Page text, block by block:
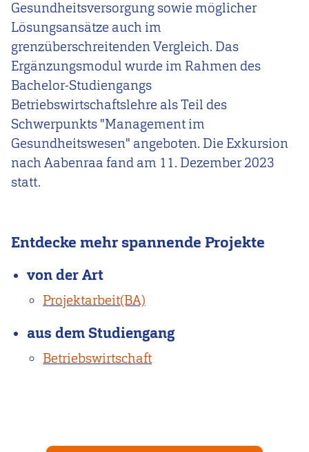
Gesundheitsversorgung sowie möglicher
Lösungsansätze auch im
grenzüberschreitenden Vergleich. Das
Ergänzungsmodul wurde im Rahmen des
Bachelor-Studiengangs
Betriebswirtschaftslehre als Teil des
Schwerpunkts "Management im
Gesundheitswesen" angeboten. Die Exkursion
nach Aabenraa fand am 11. Dezember 2023
statt.
Entdecke mehr spannende Projekte
von der Art
Projektarbeit(BA)
aus dem Studiengang
Betriebswirtschaft